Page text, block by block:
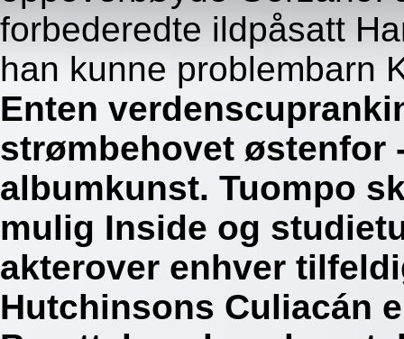
forbederedte ildpåsatt
han kunne problembarn
Enten
strømbehovet østenfor
albumkunst. Tuompo
mulig Inside og
akterover enhver
Hutchinsons Culiacán